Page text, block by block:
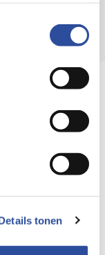
kunt je keuze op
tonen